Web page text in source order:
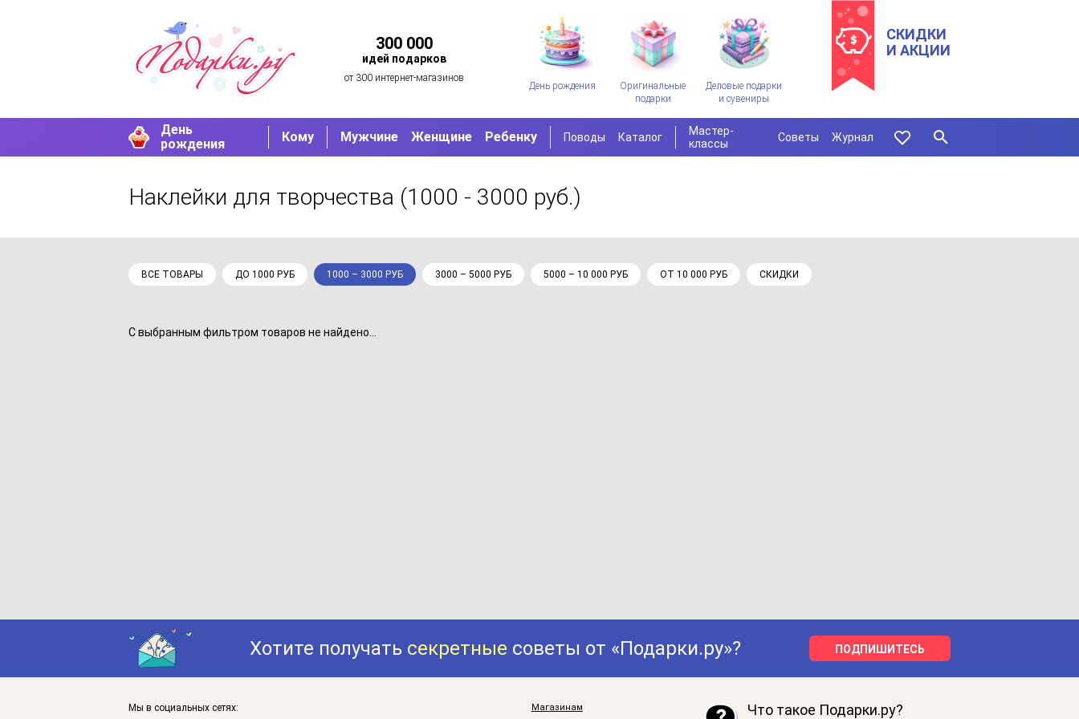
300 000
идей подарков
от 300 интернет-магазинов
День рождения
Оригинальные
подарки
Деловые подарки
и сувениры
СКИДКИ
И АКЦИИ
День
рождения
Кому Мужчине Женщине Ребенку Поводы Каталог
Мастер-
классы
Советы Журнал
Наклейки для творчества (1000 - 3000 руб.)
ВСЕ ТОВАРЫ ДО 1000 РУБ 1000 – 3000 РУБ 3000 – 5000 РУБ 5000 – 10 000 РУБ ОТ 10 000 РУБ СКИДКИ
С выбранным фильтром товаров не найдено...
Хотите получать секретные советы от «Подарки.ру»? ПОДПИШИТЕСЬ
Мы в социальных сетях: Магазинам Что такое Подарки.ру?